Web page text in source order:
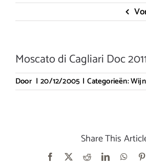
Moscato di Cagliari Doc
Door | 20/12/2005 | Categorieën:
Share This
Facebook RedditLinkedIn